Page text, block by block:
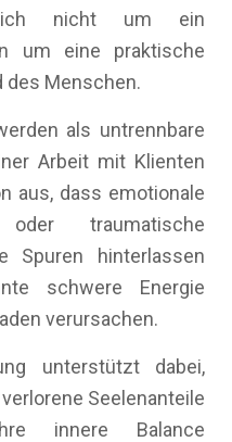
nicht um ein
um eine praktische
des Menschen.
als untrennbare
Arbeit mit Klienten
aus, dass emotionale
traumatische
Spuren hinterlassen
schwere Energie
verursachen.
unterstützt dabei,
Seelenanteile
innere Balance